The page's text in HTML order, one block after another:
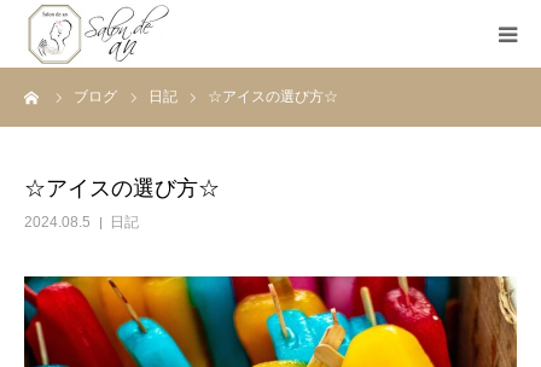
ブログ 日記 ☆アイスの選び方☆
☆アイスの選び方☆
2024.08.5 日記
ホーム
初めての方へ